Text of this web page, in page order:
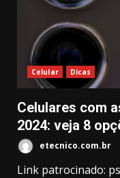
Celular Dicas
Celulares com
2024: veja 8
etecnico.com.br
Link patrocinado: